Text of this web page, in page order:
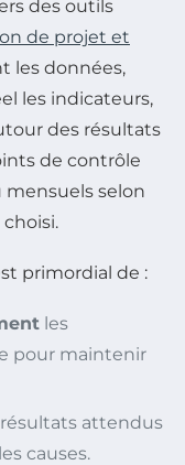
des outils
de projet et
les données,
les indicateurs,
des résultats
de contrôle
selon
primordial de :
les
pour maintenir
attendus
causes.